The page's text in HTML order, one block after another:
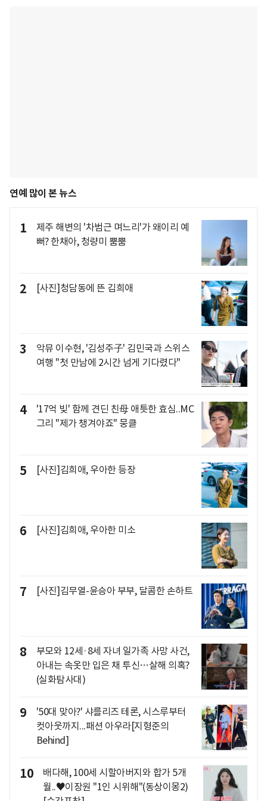
연예 많이 본 뉴스
1
제주 해변의 '차범근 며느리'가 왜이리 예
뻐? 한채아, 청량미 뿜뿜
2 [사진]청담동에 뜬 김희애
3
악뮤 이수현, '김성주子' 김민국과 스위스
여행 "첫 만남에 2시간 넘게 기다렸다"
4
'17억 빚' 함께 견딘 친母 애틋한 효심..MC
그리 "제가 챙겨야죠" 뭉클
5 [사진]김희애, 우아한 등장
6 [사진]김희애, 우아한 미소
7 [사진]김무열-윤승아 부부, 달콤한 손하트
8
부모와 12세·8세 자녀 일가족 사망 사건,
아내는 속옷만 입은 채 투신…살해 의혹?
(실화탐사대)
9
'50대 맞아?' 샤를리즈 테론, 시스루부터
컷아웃까지...패션 아우라[지형준의
Behind]
10
배다해, 100세 시할아버지와 합가 5개
월..♥이장원 "1인 시위해"(동상이몽2)